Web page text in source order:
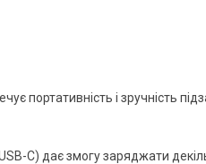
портативність і зручність
C) дає змогу заряджати